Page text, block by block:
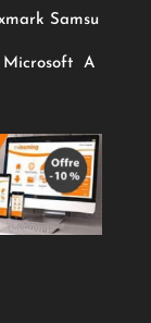
Samsu
Microsoft
A